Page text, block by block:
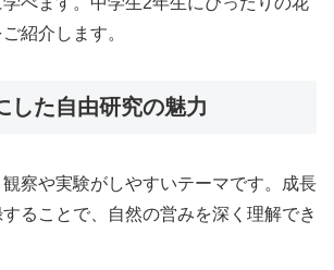
紹介します。
した自由研究の魅力
察や実験がしやすいテーマです。成長
ることで、自然の営みを深く理解でき